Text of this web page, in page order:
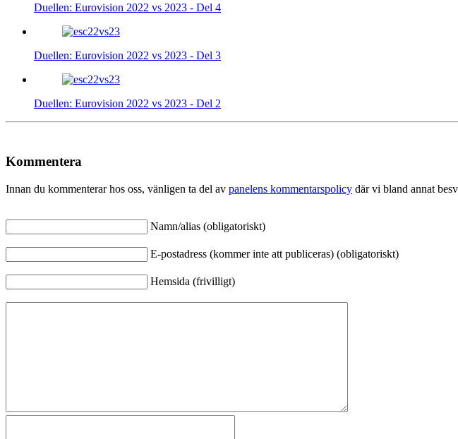
Duellen: Eurovision 2022 vs 2023 - Del 4
Duellen: Eurovision 2022 vs 2023 - Del 3
Duellen: Eurovision 2022 vs 2023 - Del 2
Kommentera
Innan du kommenterar hos oss, vänligen ta del av panelens kommentarspolicy där vi bland annat
Namn/alias (obligatoriskt)
E-postadress (kommer inte att publiceras) (obligatoriskt)
Hemsida (frivilligt)